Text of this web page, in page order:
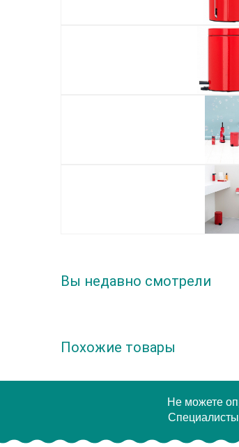
Вы недавно смотрели
Похожие товары
Не можете
Специалисты